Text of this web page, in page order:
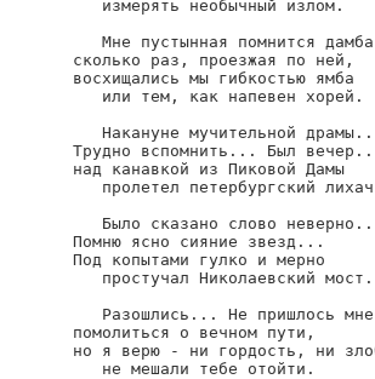
   измерять необычный излом.
Мне пустынная помнится
сколько раз, проезжая по ней,
восхищались мы гибкостью ямба
   или тем, как напевен хорей.
Накануне мучительной
Трудно вспомнить... Был
над канавкой из Пиковой Дамы
пролетел петербургский
Было сказано слово
Помню ясно сияние звезд...
Под копытами гулко и мерно
   простучал Николаевский мост.
Разошлись... Не пришлось
помолиться о вечном пути,
но я верю - ни гордость, ни
   не мешали тебе отойти.